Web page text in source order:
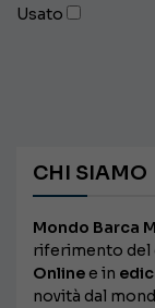
Usato
CHI SIAMO
Mondo Barca
riferimento del
Online e in
novità dal